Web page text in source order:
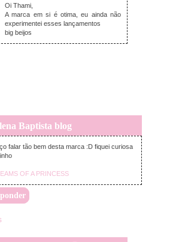
Oi Thami,
A marca em si é otima, eu ainda não
experimentei esses lançamentos
big beijos
Baptista blog
segunda-feira, junho 17, 2019
falar tão bem desta marca :D fiquei curiosa
OF A PRINCESS